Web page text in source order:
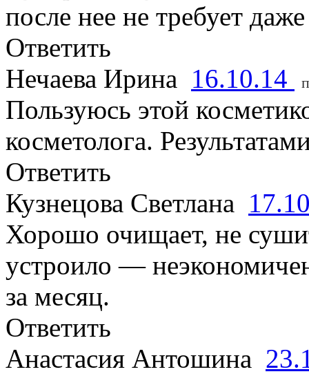
после нее не требует
Ответить
Нечаева Ирина 16.10.14
Пользуюсь этой
косметолога.
Ответить
Кузнецова Светлана
Хорошо очищает, не
устроило —
за месяц.
Ответить
Анастасия Антошина